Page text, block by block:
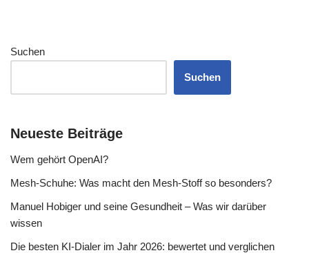
Suchen
Suchen
Neueste Beiträge
Wem gehört OpenAI?
Mesh-Schuhe: Was macht den Mesh-Stoff so besonders?
Manuel Hobiger und seine Gesundheit – Was wir darüber
wissen
Die besten KI-Dialer im Jahr 2026: bewertet und verglichen